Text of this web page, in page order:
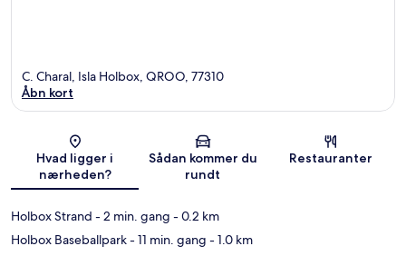
Kort
C. Charal, Isla Holbox, QROO, 77310
Åbn kort
Hvad ligger i
nærheden?
Sådan kommer du
rundt
Restauranter
Holbox Strand - 2 min. gang - 0.2 km
Holbox Baseballpark- 11 min. gang - 1.0 km